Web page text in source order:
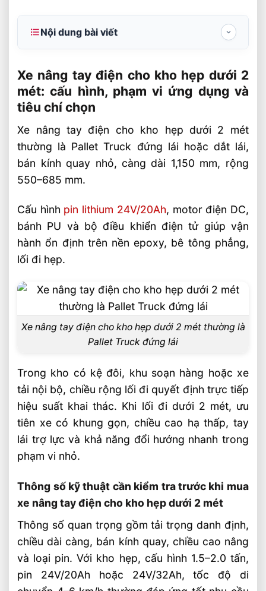
Nội dung bài viết
cấu hình, phạm vi ứng dụng và tiêu chí chọn
Thông số kỹ thuật cần kiểm tra trước khi
mua xe nâng tay điện cho kho hẹp dưới 2
mét
Vì sao kho hẹp dưới 2 mét nên ưu tiên xe
nâng tay điện thay vì xe nâng lớn
Chọn cấu hình xe nâng tay điện phù hợp
Khi nào nên chọn Pallet Truck, Stacker
hoặc xe nâng tay cao
Câu hỏi thường gặp về xe nâng tay điện
cho kho hẹp dưới 2 mét FAQ
Kho rộng 1.8 mét có dùng được xe nâng
tay điện không?
Pin lithium 24V/20Ah có đủ cho một ca
làm việc không?
Nên chọn xe nâng tay điện hay stacker
cho kho hẹp?
Video: Xe Nâng Tay Điện Cho Kho Hẹp
Dưới 2 Mét
Liên hệ mua sản phẩm
Bài Viết Liên Quan
Xe Nâng Dầu 3 Tấn Nâng Cao 4.5 Mét
Nên Chọn Loại Nào?
Xe Nâng Lithium Tải Trọng Nào Phù Hợp
Cho Kho Logistics
Xe nâng tay điện cho kho hẹp dưới 2
mét: cấu hình, phạm vi ứng dụng và
tiêu chí chọn
Xe nâng tay điện cho kho hẹp dưới 2 mét
thường là Pallet Truck đứng lái hoặc dắt lái,
bán kính quay nhỏ, càng dài 1,150 mm, rộng
550–685 mm.
Cấu hình pin lithium 24V/20Ah, motor điện DC,
bánh PU và bộ điều khiển điện tử giúp vận
hành ổn định trên nền epoxy, bê tông phẳng,
lối đi hẹp.
Xe nâng tay điện cho kho hẹp dưới 2 mét thường là
Pallet Truck đứng lái
Trong kho có kệ đôi, khu soạn hàng hoặc xe
tải nội bộ, chiều rộng lối đi quyết định trực tiếp
hiệu suất khai thác. Khi lối đi dưới 2 mét, ưu
tiên xe có khung gọn, chiều cao hạ thấp, tay
lái trợ lực và khả năng đổi hướng nhanh trong
phạm vi nhỏ.
Thông số kỹ thuật cần kiểm tra trước khi mua
xe nâng tay điện cho kho hẹp dưới 2 mét
Thông số quan trọng gồm tải trọng danh định,
chiều dài càng, bán kính quay, chiều cao nâng
và loại pin. Với kho hẹp, cấu hình 1.5–2.0 tấn,
pin 24V/20Ah hoặc 24V/32Ah, tốc độ di